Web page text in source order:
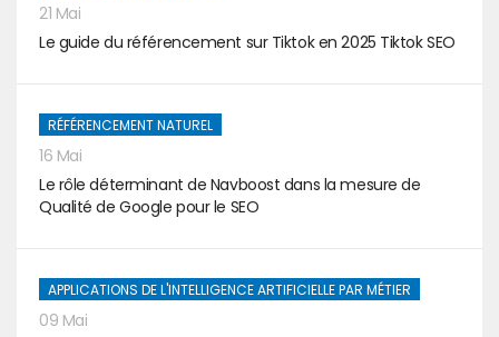
21 Mai
Le guide du référencement sur Tiktok en 2025 Tiktok SEO
RÉFÉRENCEMENT NATUREL
16 Mai
Le rôle déterminant de Navboost dans la mesure de
Qualité de Google pour le SEO
APPLICATIONS DE L'INTELLIGENCE ARTIFICIELLE PAR MÉTIER
09 Mai